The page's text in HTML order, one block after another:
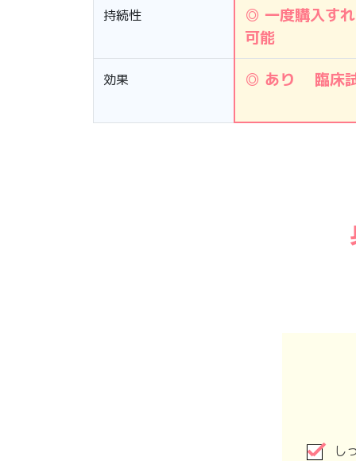
持続性
◎ 一度購入す
可能
効果 ◎ あり 臨床試
し